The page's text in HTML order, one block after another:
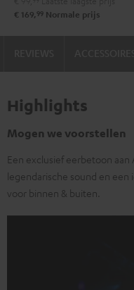
€ 169, 99 Normale prijs
Highlights
Mogen we voorstellen
Een exclusief eerbetoon aan
legendarische sound en een
voor binnen & buiten.